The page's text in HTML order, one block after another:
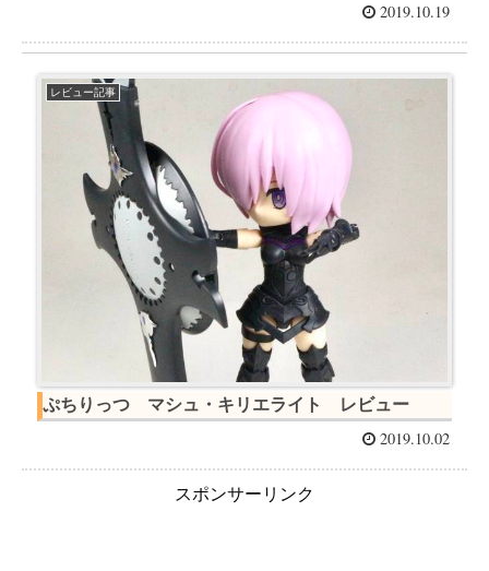
2019.10.19
レビュー記事
ぷちりっつ マシュ・キリエライト レビュー
2019.10.02
スポンサーリンク